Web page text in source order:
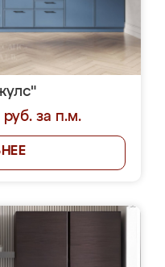
за п.м.